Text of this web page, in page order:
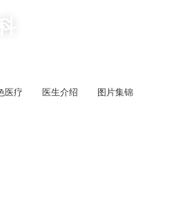
医疗 医生介绍 图片集锦
：用心守护患者安全